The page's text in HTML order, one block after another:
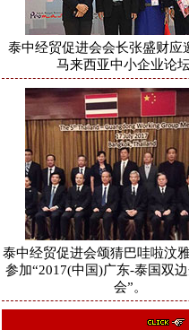
泰中经贸促进会会长张盛财应
马来西亚中小企业论坛
泰中经贸促进会颂猜巴哇啦汶
参加“2017(中国)广东-泰国双
会”。